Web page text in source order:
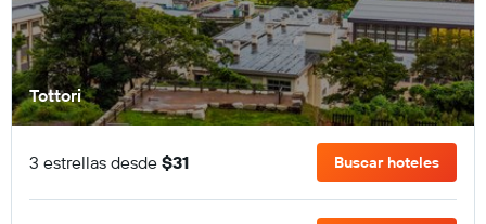
Tottori
3 estrellas desde $31 Buscar hoteles